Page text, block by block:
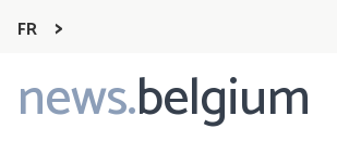
FR
news.belgium
Main
navigation